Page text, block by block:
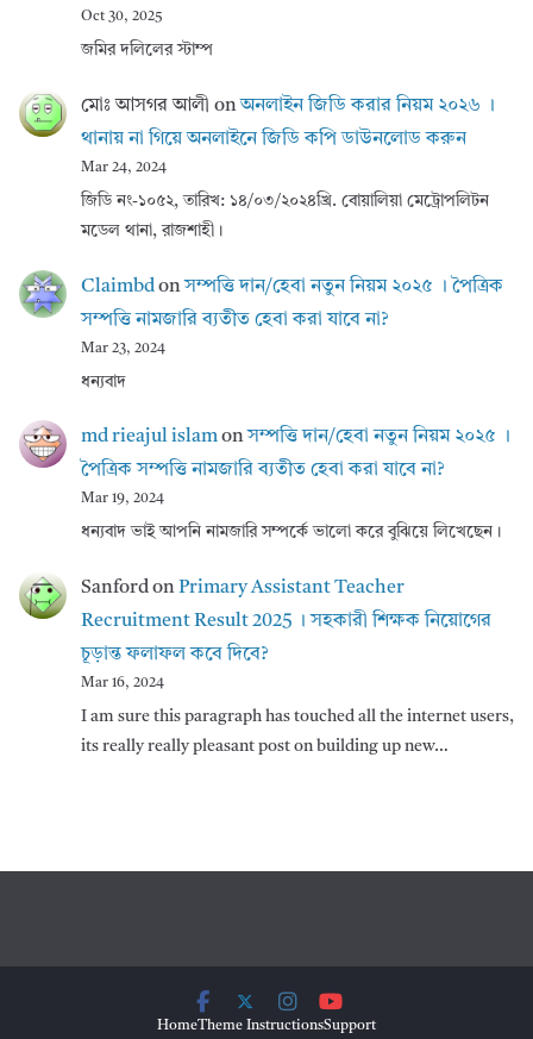
Oct 30, 2025
জমির দলিলের স্টাম্প
মোঃ আসগর আলী onঅনলাইন জিডি করার নিয়ম ২০২৬ ।
থানায় না গিয়ে অনলাইনে জিডি কপি ডাউনলোড করুন
Mar 24, 2024
জিডি নং-১০৫২, তারিখ: ১৪/০৩/২০২৪খ্রি. বোয়ালিয়া মেট্রোপলিটন
মডেল থানা, রাজশাহী।
Claimbdonসম্পত্তি দান/হেবা নতুন নিয়ম ২০২৫ । পৈত্রিক
সম্পত্তি নামজারি ব্যতীত হেবা করা যাবে না?
Mar 23, 2024
ধন্যবাদ
md rieajul islamonসম্পত্তি দান/হেবা নতুন নিয়ম ২০২৫ ।
পৈত্রিক সম্পত্তি নামজারি ব্যতীত হেবা করা যাবে না?
Mar 19, 2024
ধন্যবাদ ভাই আপনি নামজারি সম্পর্কে ভালো করে বুঝিয়ে লিখেছেন।
SanfordonPrimary Assistant Teacher
Recruitment Result 2025 । সহকারী শিক্ষক নিয়োগের
চূড়ান্ত ফলাফল কবে দিবে?
Mar 16, 2024
I am sure this paragraph has touched all the internet users,
its really really pleasant post on building up new…
HomeTheme InstructionsSupport